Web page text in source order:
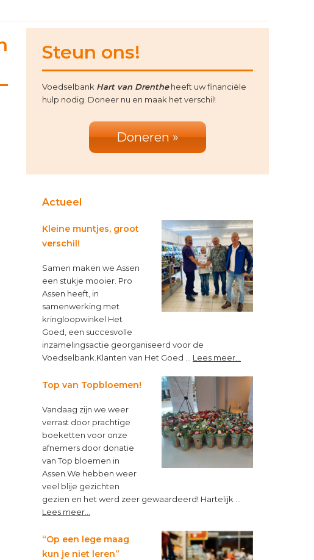
Primary
Sidebar
Steun ons!
Voedselbank Hart van Drentheheeft uw financiële
hulp nodig. Doneer nu en maak het verschil!
Doneren »
Actueel
Kleine muntjes, groot
verschil!
Samen maken we Assen
een stukje mooier. Pro
Assen heeft, in
samenwerking met
kringloopwinkel Het
Goed, een succesvolle
inzamelingsactie georganiseerd voor de
Voedselbank.Klanten van Het Goed … Lees meer...
muntjes,
groot
verschil!
Top van Topbloemen!
Vandaag zijn we weer
verrast door prachtige
boeketten voor onze
afnemers door donatie
van Top bloemen in
Assen.We hebben weer
veel blije gezichten
gezien en het werd zeer gewaardeerd! Hartelijk …
Lees meer...
van
Topbloemen!
“Op een lege maag
kun je niet leren”